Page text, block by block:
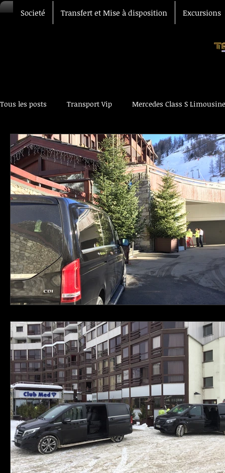
Societé Transfert et Mise à disposition Excursions
Tous les posts Transport Vip Mercedes Class S Limousine
Transfert Aéroport Chauffeur Vtc Voiture avec